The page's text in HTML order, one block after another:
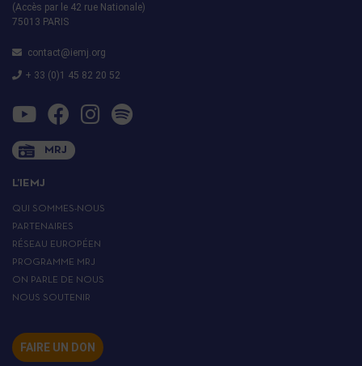
(Accès par le 42 rue Nationale)
75013 PARIS
contact@iemj.org
+ 33 (0)1 45 82 20 52
MRJ
L’IEMJ
QUI SOMMES-NOUS
PARTENAIRES
RÉSEAU EUROPÉEN
PROGRAMME MRJ
ON PARLE DE NOUS
NOUS SOUTENIR
FAIRE UN DON